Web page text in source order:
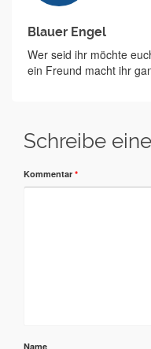
Blauer Engel
Wer seid ihr möchte
ein Freund macht ihr
Schreibe
Kommentar *
Name